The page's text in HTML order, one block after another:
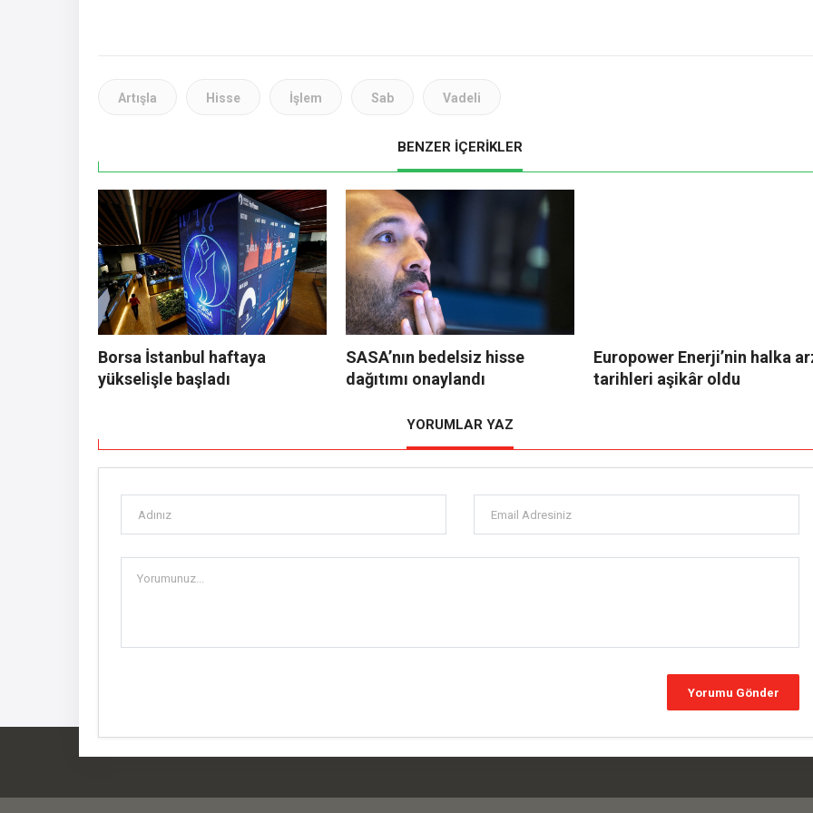
Artışla Hisse İşlem Sab Vadeli
BENZER İÇERİKLER
Borsa İstanbul haftaya
yükselişle başladı
SASA’nın bedelsiz hisse
dağıtımı onaylandı
Europower Enerji’nin halka
tarihleri aşikâr oldu
YORUMLAR YAZ